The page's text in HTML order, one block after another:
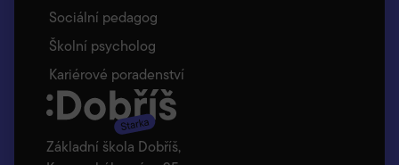
Základní škola Dobříš,
Sociální pedagog
Školní psycholog
Kariérové poradenství